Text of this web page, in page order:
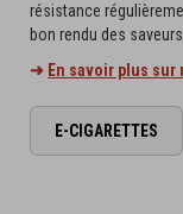
résistance
bon rendu des saveurs.
➜ En savoir plus
E-CIGARETTES